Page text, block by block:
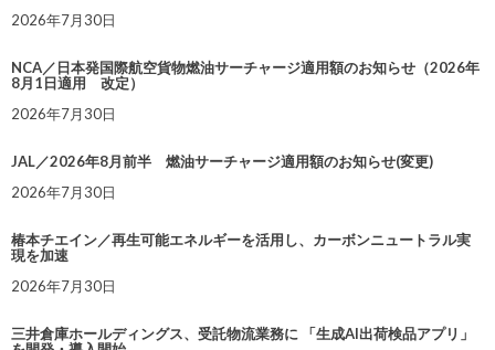
2026年7月30日
NCA／日本発国際航空貨物燃油サーチャージ適用額のお知らせ（2026年
8月1日適用 改定）
2026年7月30日
JAL／2026年8月前半 燃油サーチャージ適用額のお知らせ(変更)
2026年7月30日
椿本チエイン／再生可能エネルギーを活用し、カーボンニュートラル実
現を加速
2026年7月30日
三井倉庫ホールディングス、受託物流業務に 「生成AI出荷検品アプリ」